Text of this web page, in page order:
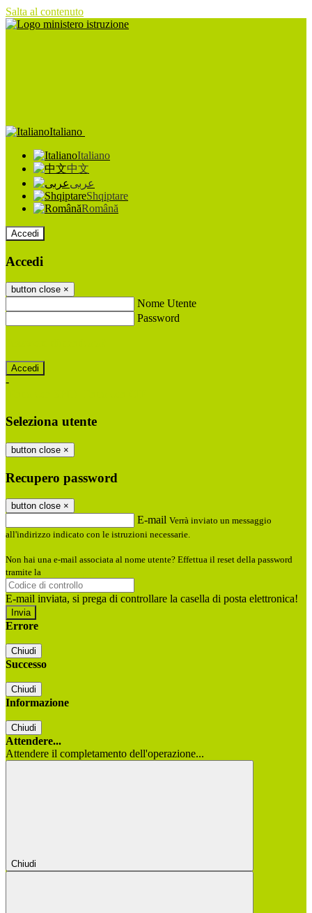
Salta al contenuto
Italiano
Italiano
中文
عربى
Shqiptare
Română
Accedi
Accedi
button close ×
Nome Utente
Password
-
Seleziona utente
button close ×
Recupero password
button close ×
E-mail Verrà inviato un messaggio
all'indirizzo indicato con le istruzioni necessarie.
Non hai una e-mail associata al nome utente? Effettua il reset della password
tramite la
E-mail inviata, si prega di controllare la casella di posta elettronica!
Errore
Chiudi
Successo
Chiudi
Informazione
Chiudi
Attendere...
Attendere il completamento dell'operazione...
Chiudi